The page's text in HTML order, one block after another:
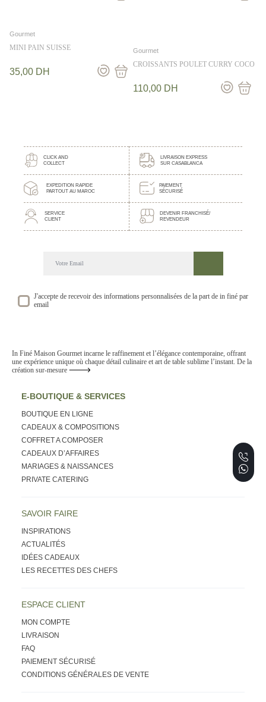
Gourmet
MINI PAIN SUISSE
35,00 DH
Gourmet
CROISSANTS POULET CURRY COCO
110,00 DH
CLICK AND
COLLECT
LIVRAISON EXPRESS
SUR CASABLANCA
EXPEDITION RAPIDE
PARTOUT AU MAROC
PAIEMENT
SÉCURISÉ
SERVICE
CLIENT
DEVENIR FRANCHISÉ/
REVENDEUR
DECOUVREZ NOTRE NEWSLETTER GOURMANDE
SUIVEZ NOS ACTUALITE ET EVENEMENTS
J'accepte de recevoir des informations personnalisées de la part de in finé par
email
In Finé Maison Gourmet incarne le raffinement et l’élégance contemporaine, offrant
une expérience unique où chaque détail culinaire et art de table sublime l’instant. De la
création sur-mesure
E-BOUTIQUE & SERVICES
BOUTIQUE EN LIGNE
CADEAUX & COMPOSITIONS
COFFRET A COMPOSER
CADEAUX D’AFFAIRES
MARIAGES & NAISSANCES
PRIVATE CATERING
SAVOIR FAIRE
INSPIRATIONS
ACTUALITÉS
IDÉES CADEAUX
LES RECETTES DES CHEFS
ESPACE CLIENT
MON COMPTE
LIVRAISON
FAQ
PAIEMENT SÉCURISÉ
CONDITIONS GÉNÉRALES DE VENTE